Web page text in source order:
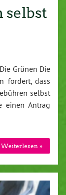
selbst
Grünen Die
fordert, dass
selbst
einen Antrag
Weiterlesen »